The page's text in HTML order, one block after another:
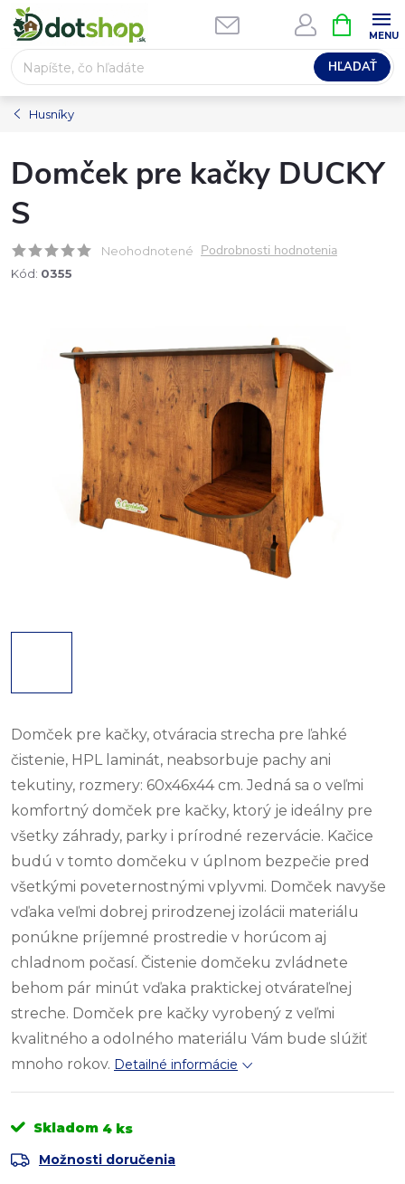
Prejsť
na
obsah
HĽADAŤ
KOŠÍK
Husníky
Domček pre kačky DUCKY
S
Neohodnotené Podrobnosti hodnotenia
Kód: 0355
Domček pre kačky, otváracia strecha pre ľahké
čistenie, HPL laminát, neabsorbuje pachy ani
tekutiny, rozmery: 60x46x44 cm. Jedná sa o veľmi
komfortný domček pre kačky, ktorý je ideálny pre
všetky záhrady, parky i prírodné rezervácie. Kačice
budú v tomto domčeku v úplnom bezpečie pred
všetkými poveternostnými vplyvmi. Domček navyše
vďaka veľmi dobrej prirodzenej izolácii materiálu
ponúkne príjemné prostredie v horúcom aj
chladnom počasí. Čistenie domčeku zvládnete
behom pár minút vďaka praktickej otvárateľnej
streche. Domček pre kačky vyrobený z veľmi
kvalitného a odolného materiálu Vám bude slúžiť
mnoho rokov. Detailné informácie
Skladom 4 ks
Možnosti doručenia